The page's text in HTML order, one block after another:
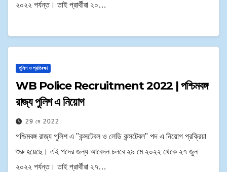
২০২২ পর্যন্ত। তাই প্রার্থীরা ২০…
পুলিশ ও প্রতিরক্ষা
WB Police Recruitment 2022 | পশ্চিমবঙ্গ
রাজ্য পুলিশ এ নিয়োগ
29 মে 2022
পশ্চিমবঙ্গ রাজ্য পুলিশ এ "কন্সটেবল ও লেডি কন্সটেবল" পদ এ নিয়োগ প্রক্রিয়া
শুরু হয়েছে। এই পদের জন্য আবেদন চলবে ২৯ মে ২০২২ থেকে ২৭ জুন
২০২২ পর্যন্ত। তাই প্রার্থীরা ২৭…